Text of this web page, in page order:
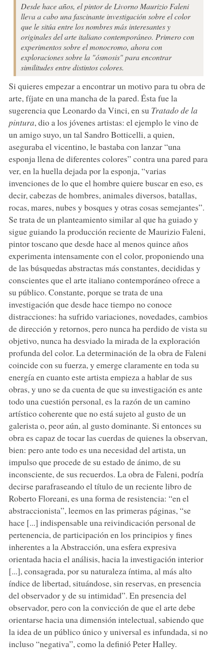
Desde hace años, el pintor de Livorno Maurizio Faleni
lleva a cabo una fascinante investigación sobre el color
que le sitúa entre los nombres más interesantes y
originales del arte italiano contemporáneo. Primero con
experimentos sobre el monocromo, ahora con
exploraciones sobre la "ósmosis" para encontrar
similitudes entre distintos colores.
Si quieres empezar a encontrar un motivo para tu obra de
arte, fíjate en una mancha de la pared. Ésta fue la
sugerencia que Leonardo da Vinci, en su Tratado de la
pintura, dio a los jóvenes artistas: el ejemplo le vino de
un amigo suyo, un tal Sandro Botticelli, a quien,
aseguraba el vicentino, le bastaba con lanzar “una
esponja llena de diferentes colores” contra una pared para
ver, en la huella dejada por la esponja, “varias
invenciones de lo que el hombre quiere buscar en eso, es
decir, cabezas de hombres, animales diversos, batallas,
rocas, mares, nubes y bosques y otras cosas semejantes”.
Se trata de un planteamiento similar al que ha guiado y
sigue guiando la producción reciente de Maurizio Faleni,
pintor toscano que desde hace al menos quince años
experimenta intensamente con el color, proponiendo una
de las búsquedas abstractas más constantes, decididas y
conscientes que el arte italiano contemporáneo ofrece a
su público. Constante, porque se trata de una
investigación que desde hace tiempo no conoce
distracciones: ha sufrido variaciones, novedades, cambios
de dirección y retornos, pero nunca ha perdido de vista su
objetivo, nunca ha desviado la mirada de la exploración
profunda del color. La determinación de la obra de Faleni
coincide con su fuerza, y emerge claramente en toda su
energía en cuanto este artista empieza a hablar de sus
obras, y uno se da cuenta de que su investigación es ante
todo una cuestión personal, es la razón de un camino
artístico coherente que no está sujeto al gusto de un
galerista o, peor aún, al gusto dominante. Si entonces su
obra es capaz de tocar las cuerdas de quienes la observan,
bien: pero ante todo es una necesidad del artista, un
impulso que procede de su estado de ánimo, de su
inconsciente, de sus recuerdos. La obra de Faleni, podría
decirse parafraseando el título de un reciente libro de
Roberto Floreani, es una forma de resistencia: “en el
abstraccionista”, leemos en las primeras páginas, “se
hace [...] indispensable una reivindicación personal de
pertenencia, de participación en los principios y fines
inherentes a la Abstracción, una esfera expresiva
orientada hacia el análisis, hacia la investigación interior
[...], consagrada, por su naturaleza íntima, al más alto
índice de libertad, situándose, sin reservas, en presencia
del observador y de su intimidad”. En presencia del
observador, pero con la convicción de que el arte debe
orientarse hacia una dimensión intelectual, sabiendo que
la idea de un público único y universal es infundada, si no
incluso “negativa”, como la definió Peter Halley.